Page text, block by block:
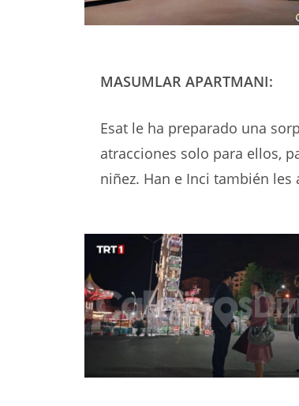
MASUMLAR APARTMANI:
Esat le ha preparado una
atracciones solo para ellos,
niñez. Han e Inci también les